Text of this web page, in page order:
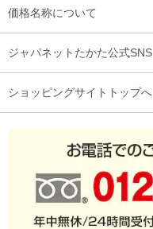
価格名称について
ジャパネットたかた公式SNS
ショッピングサイトトップへ